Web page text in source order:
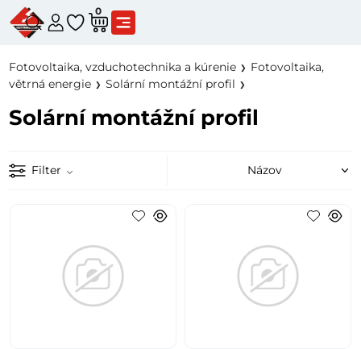
0
Fotovoltaika, vzduchotechnika a kúrenie
Fotovoltaika,
větrná energie
Solární montážní profil
Solární montážní profil
Filter